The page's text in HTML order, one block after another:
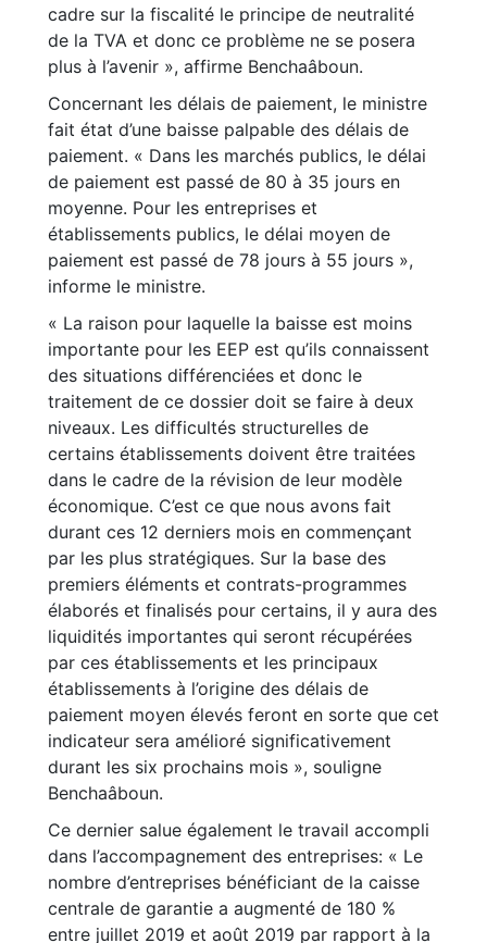
cadre sur la fiscalité le principe de neutralité
de la TVA et donc ce problème ne se posera
plus à l’avenir », affirme Benchaâboun.
Concernant les délais de paiement, le ministre
fait état d’une baisse palpable des délais de
paiement. « Dans les marchés publics, le délai
de paiement est passé de 80 à 35 jours en
moyenne. Pour les entreprises et
établissements publics, le délai moyen de
paiement est passé de 78 jours à 55 jours »,
informe le ministre.
« La raison pour laquelle la baisse est moins
importante pour les EEP est qu’ils connaissent
des situations différenciées et donc le
traitement de ce dossier doit se faire à deux
niveaux. Les difficultés structurelles de
certains établissements doivent être traitées
dans le cadre de la révision de leur modèle
économique. C’est ce que nous avons fait
durant ces 12 derniers mois en commençant
par les plus stratégiques. Sur la base des
premiers éléments et contrats-programmes
élaborés et finalisés pour certains, il y aura des
liquidités importantes qui seront récupérées
par ces établissements et les principaux
établissements à l’origine des délais de
paiement moyen élevés feront en sorte que cet
indicateur sera amélioré significativement
durant les six prochains mois », souligne
Benchaâboun.
Ce dernier salue également le travail accompli
dans l’accompagnement des entreprises: « Le
nombre d’entreprises bénéficiant de la caisse
centrale de garantie a augmenté de 180 %
entre juillet 2019 et août 2019 par rapport à la